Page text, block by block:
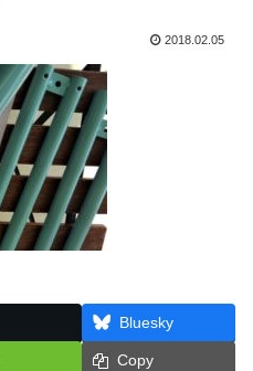
2018.02.05
Bluesky
Copy